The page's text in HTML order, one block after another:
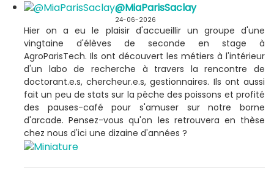
@MiaParisSaclay
24-06-2026
Hier on a eu le plaisir d'accueillir un groupe d'une
vingtaine d'élèves de seconde en stage à
AgroParisTech. Ils ont découvert les métiers à l'intérieur
d'un labo de recherche à travers la rencontre de
doctorant.e.s, chercheur.e.s, gestionnaires. Ils ont aussi
fait un peu de stats sur la pêche des poissons et profité
des pauses-café pour s'amuser sur notre borne
d'arcade. Pensez-vous qu'on les retrouvera en thèse
chez nous d'ici une dizaine d'années ?